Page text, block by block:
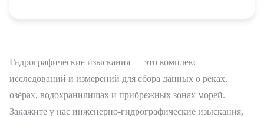
Гидрографические изыскания — это комплекс
исследований и измерений для сбора данных о реках,
озёрах, водохранилищах и прибрежных зонах морей.
Закажите у нас инженерно-гидрографические изыскания,